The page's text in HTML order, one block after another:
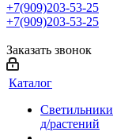
+7(909)203-53-25
+7(909)203-53-25
Заказать звонок
Каталог
Светильники
д/растений